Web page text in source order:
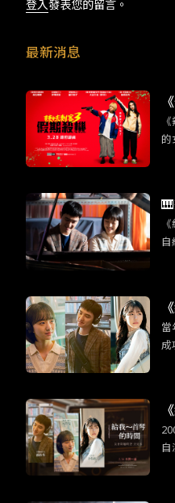
登入發表您的留言。
最新消息
的
出
自
當
成
更
自